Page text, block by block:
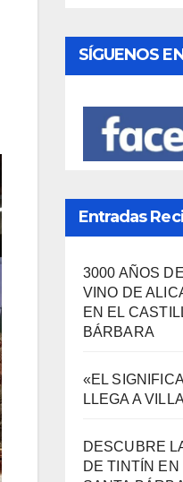
SÍGUENOS
Entradas
3000 AÑOS
VINO DE
EN EL
BÁRBARA
«EL
LLEGA A
DESCUBRE
DE TINTÍN